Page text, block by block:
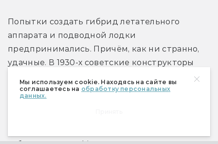
Мы используем cookie. Находясь на сайте вы
соглашаетесь на обработку персональных
данных.
Попытки создать гибрид летательного
аппарата и подводной лодки
предпринимались. Причём, как ни странно,
удачные. В 1930-х советские конструкторы
подводному плаванию, но проект не был